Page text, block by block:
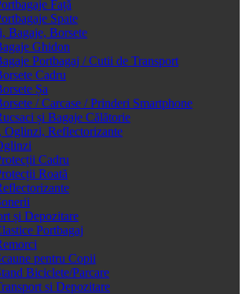
Față
Spate
Bagaje, Borsete
Ghidon
Portbagaj / Cutii de Transport
Cadru
Șa
/ Carcase / Prinderi Smartphone
și Bagaje Călătorie
Oglinzi, Reflectorizante
Cadru
Roată
și Depozitare
Portbagaj
pentru Copii
Biciclete/Parcare
si Depozitare